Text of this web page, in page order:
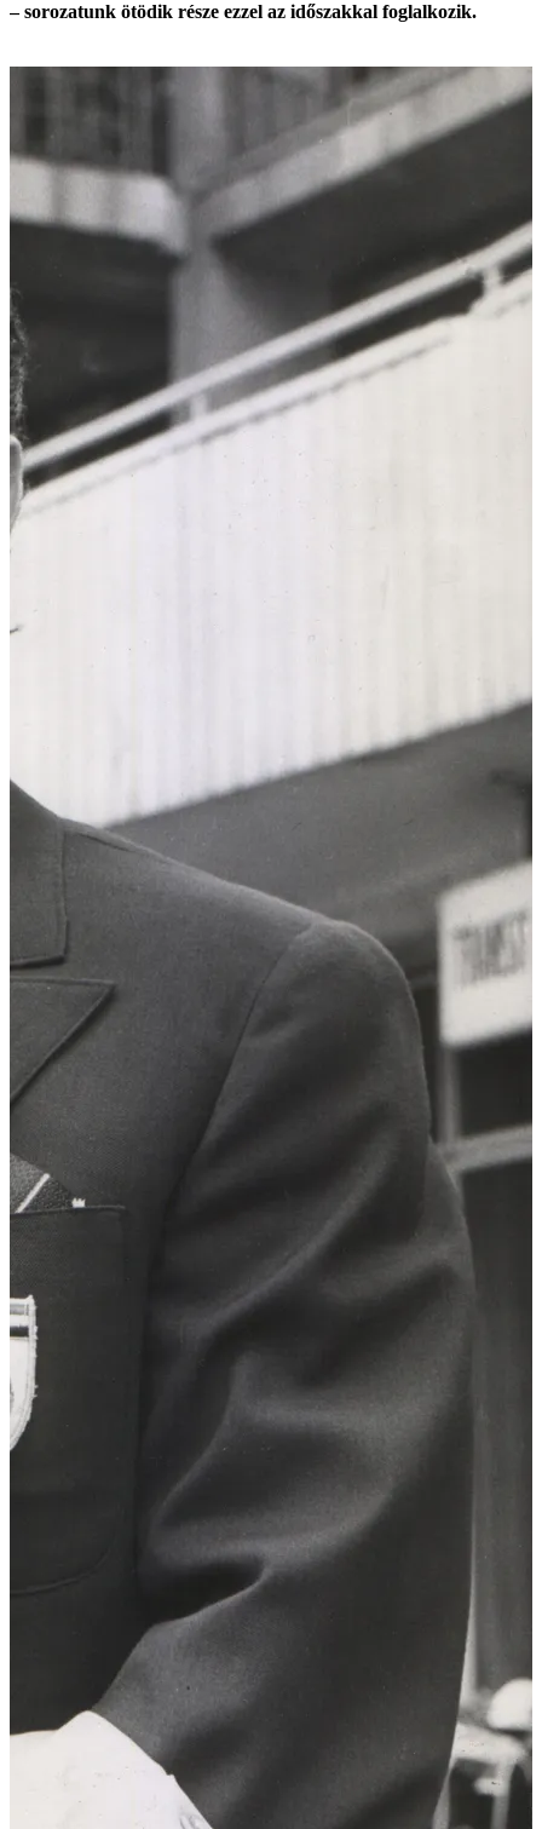
– sorozatunk ötödik része ezzel az időszakkal foglalkozik.